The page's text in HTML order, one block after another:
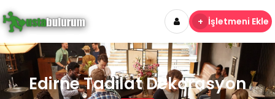
+ İşletmeni Ekle
Edirne Tadilat Dekorasyon